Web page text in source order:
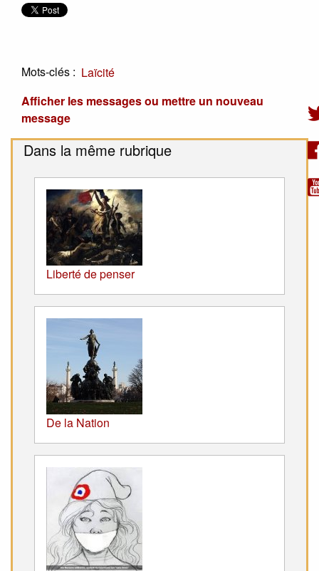
Mots-clés : Laïcité
Afficher les messages ou mettre un nouveau
message
Dans la même rubrique
Liberté de penser
De la Nation